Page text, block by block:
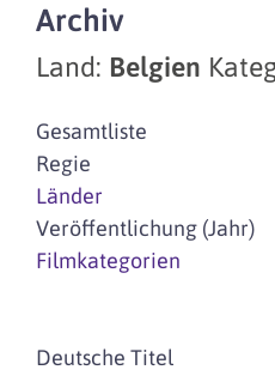
Archiv
Land: Belgien
Gesamtliste
Regie
Länder
Veröffentlichung (Jahr)
Filmkategorien
Deutsche Titel